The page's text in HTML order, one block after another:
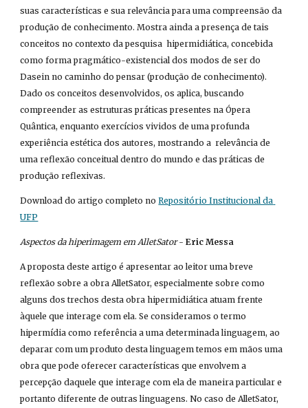
suas características e sua relevância para uma compreensão da
produção de conhecimento. Mostra ainda a presença de tais
conceitos no contexto da pesquisa  hipermidiática, concebida
como forma pragmático-existencial dos modos de ser do
Dasein no caminho do pensar (produção de conhecimento).
Dado os conceitos desenvolvidos, os aplica, buscando
compreender as estruturas práticas presentes na Ópera
Quântica, enquanto exercícios vividos de uma profunda
experiência estética dos autores, mostrando a  relevância de
uma reflexão conceitual dentro do mundo e das práticas de
produção reflexivas.
Download do artigo completo no Repositório Institucional da
UFP
Aspectos da hiperimagem em AlletSator - Eric Messa
A proposta deste artigo é apresentar ao leitor uma breve
reflexão sobre a obra AlletSator, especialmente sobre como
alguns dos trechos desta obra hipermidiática atuam frente
àquele que interage com ela. Se consideramos o termo
hipermídia como referência a uma determinada linguagem, ao
deparar com um produto desta linguagem temos em mãos uma
obra que pode oferecer características que envolvem a
percepção daquele que interage com ela de maneira particular e
portanto diferente de outras linguagens. No caso de AlletSator,